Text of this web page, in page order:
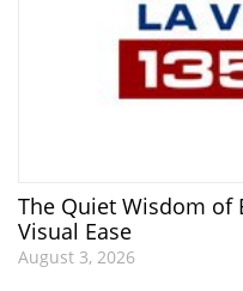
The Quiet Wisdom of
Visual Ease
August 3, 2026